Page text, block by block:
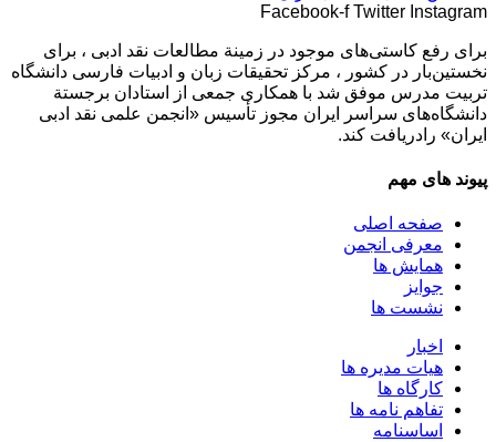
Facebook-f Twitter Instagram
برای رفع كاستی‌های موجود در زمینة مطالعات نقد ادبی ، برای
نخستین‌بار در كشور ، مركز تحقیقات زبان و ادبیات فارسی دانشگاه
تربیت مدرس موفق شد با همكاری جمعی از استادان برجستة
دانشگاه‌های سراسر ایران مجوز تأسیس «انجمن علمی نقد ادبی
ایران» رادریافت كند.
پیوند های مهم
صفحه اصلی
معرفی انجمن
همایش ها
جوایز
نشست ها
اخبار
هیات مدیره ها
کارگاه ها
تفاهم نامه ها
اساسنامه